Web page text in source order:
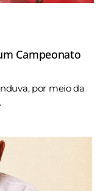
Campeonato
por meio da